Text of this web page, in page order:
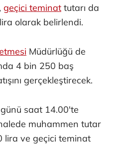
geçici teminat tutarı da
olarak belirlendi.
Müdürlüğü de
4 bin 250 baş
gerçekleştirecek.
saat 14.00'te
muhammen tutar
lira ve geçici teminat